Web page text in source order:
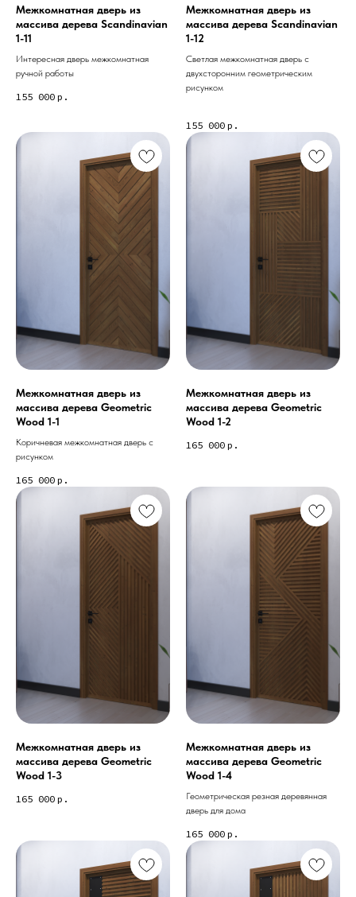
Межкомнатная дверь из
массива дерева Scandinavian
1-11
Интересная дверь межкомнатная
ручной работы
155 000 р.
Межкомнатная дверь из
массива дерева Scandinavian
1-12
Светлая межкомнатная дверь с
двухсторонним геометрическим
рисунком
155 000 р.
Межкомнатная дверь из
массива дерева Geometric
Wood 1-1
Коричневая межкомнатная дверь с
рисунком
165 000 р.
Межкомнатная дверь из
массива дерева Geometric
Wood 1-2
165 000 р.
Межкомнатная дверь из
массива дерева Geometric
Wood 1-3
165 000 р.
Межкомнатная дверь из
массива дерева Geometric
Wood 1-4
Геометрическая резная деревянная
дверь для дома
165 000 р.
Коллекции дверей, которые
могут вам понравиться